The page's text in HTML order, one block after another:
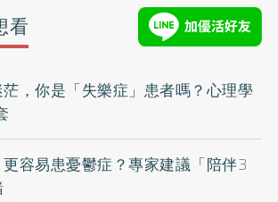
看
，你是「失樂症」患者嗎？心理學
容易患憂鬱症？專家建議「陪伴3